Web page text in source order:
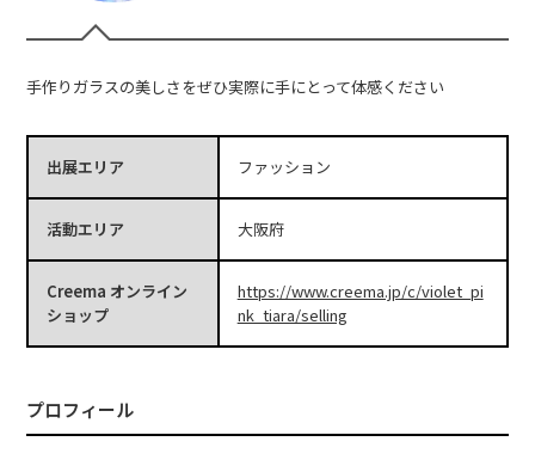
手作りガラスの美しさをぜひ実際に手にとって体感ください
出展エリア ファッション
活動エリア 大阪府
Creema オンライン
ショップ
https://www.creema.jp/c/violet_pi
nk_tiara/selling
プロフィール